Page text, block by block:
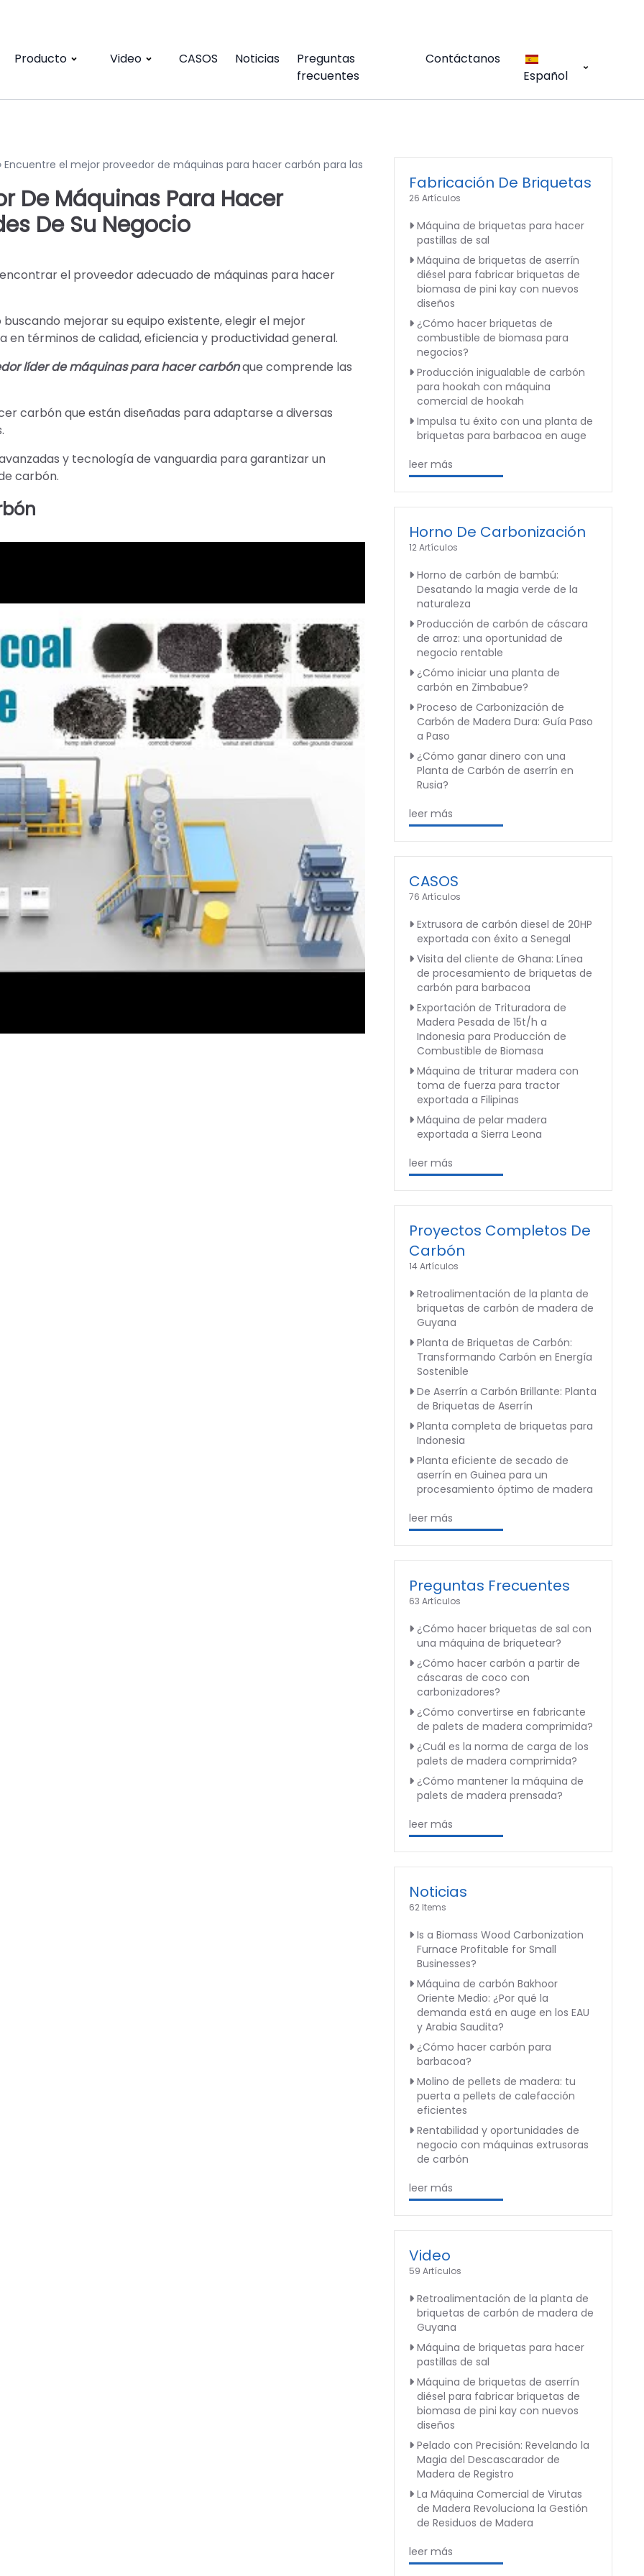
Producto Video CASOS Noticias
Preguntas
frecuentes
Contáctanos
Español
Encuentre el mejor proveedor de máquinas para hacer carbón para las
De Máquinas Para Hacer
De Su Negocio
el proveedor adecuado de máquinas para hacer
mejorar su equipo existente, elegir el mejor
términos de calidad, eficiencia y productividad general.
líder de máquinas para hacer carbónque comprende las
carbón que están diseñadas para adaptarse a diversas
y tecnología de vanguardia para garantizar un
carbón.
Fabricación De Briquetas
26 Artículos
Máquina de briquetas para hacer
pastillas de sal
Máquina de briquetas de aserrín
diésel para fabricar briquetas de
biomasa de pini kay con nuevos
diseños
¿Cómo hacer briquetas de
combustible de biomasa para
negocios?
Producción inigualable de carbón
para hookah con máquina
comercial de hookah
Impulsa tu éxito con una planta de
briquetas para barbacoa en auge
leer más
Horno De Carbonización
12 Artículos
Horno de carbón de bambú:
Desatando la magia verde de la
naturaleza
Producción de carbón de cáscara
de arroz: una oportunidad de
negocio rentable
¿Cómo iniciar una planta de
carbón en Zimbabue?
Proceso de Carbonización de
Carbón de Madera Dura: Guía Paso
a Paso
¿Cómo ganar dinero con una
Planta de Carbón de aserrín en
Rusia?
leer más
CASOS
76 Artículos
Extrusora de carbón diesel de 20HP
exportada con éxito a Senegal
Visita del cliente de Ghana: Línea
de procesamiento de briquetas de
carbón para barbacoa
Exportación de Trituradora de
Madera Pesada de 15t/h a
Indonesia para Producción de
Combustible de Biomasa
Máquina de triturar madera con
toma de fuerza para tractor
exportada a Filipinas
Máquina de pelar madera
exportada a Sierra Leona
leer más
Proyectos Completos De
Carbón
14 Artículos
Retroalimentación de la planta de
briquetas de carbón de madera de
Guyana
Planta de Briquetas de Carbón:
Transformando Carbón en Energía
Sostenible
De Aserrín a Carbón Brillante: Planta
de Briquetas de Aserrín
Planta completa de briquetas para
Indonesia
Planta eficiente de secado de
aserrín en Guinea para un
procesamiento óptimo de madera
leer más
Preguntas Frecuentes
63 Artículos
¿Cómo hacer briquetas de sal con
una máquina de briquetear?
¿Cómo hacer carbón a partir de
cáscaras de coco con
carbonizadores?
¿Cómo convertirse en fabricante
de palets de madera comprimida?
¿Cuál es la norma de carga de los
palets de madera comprimida?
¿Cómo mantener la máquina de
palets de madera prensada?
leer más
Noticias
62 Items
Is a Biomass Wood Carbonization
Furnace Profitable for Small
Businesses?
Máquina de carbón Bakhoor
Oriente Medio: ¿Por qué la
demanda está en auge en los EAU
y Arabia Saudita?
¿Cómo hacer carbón para
barbacoa?
Molino de pellets de madera: tu
puerta a pellets de calefacción
eficientes
Rentabilidad y oportunidades de
negocio con máquinas extrusoras
de carbón
leer más
Video
59 Artículos
Retroalimentación de la planta de
briquetas de carbón de madera de
Guyana
Máquina de briquetas para hacer
pastillas de sal
Máquina de briquetas de aserrín
diésel para fabricar briquetas de
biomasa de pini kay con nuevos
diseños
Pelado con Precisión: Revelando la
Magia del Descascarador de
Madera de Registro
La Máquina Comercial de Virutas
de Madera Revoluciona la Gestión
de Residuos de Madera
leer más